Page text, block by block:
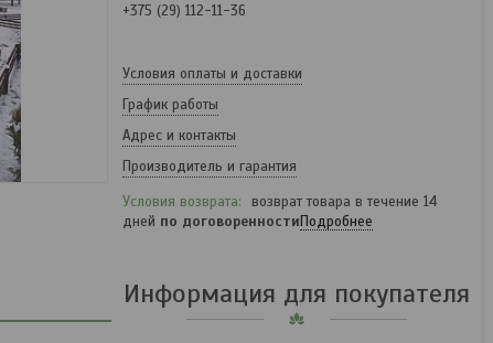
+375 (29) 112-11-36
Условия оплаты и доставки
График работы
Адрес и контакты
Производитель и гарантия
возврат товара в течение 14
дней по договоренностиПодробнее
Информация для покупателя